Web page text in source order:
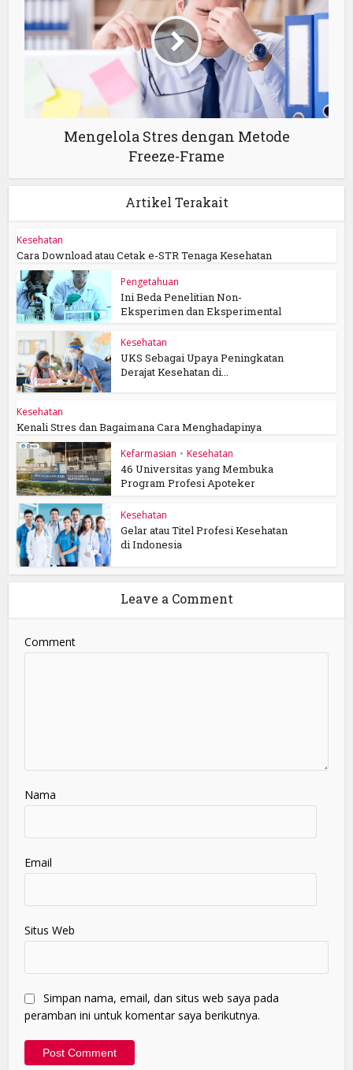
Mengelola Stres dengan Metode
Freeze-Frame
Artikel Terakait
Kesehatan
Cara Download atau Cetak e-STR Tenaga Kesehatan
Pengetahuan
Ini Beda Penelitian Non-
Eksperimen dan Eksperimental
Kesehatan
UKS Sebagai Upaya Peningkatan
Derajat Kesehatan di...
Kesehatan
Kenali Stres dan Bagaimana Cara Menghadapinya
Kefarmasian • Kesehatan
46 Universitas yang Membuka
Program Profesi Apoteker
Kesehatan
Gelar atau Titel Profesi Kesehatan
di Indonesia
Leave a Comment
Comment
Nama
Email
Situs Web
Simpan nama, email, dan situs web saya pada
peramban ini untuk komentar saya berikutnya.